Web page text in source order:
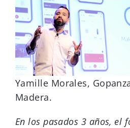
Yamille Morales,
Madera.
En los pasados 3 años, el